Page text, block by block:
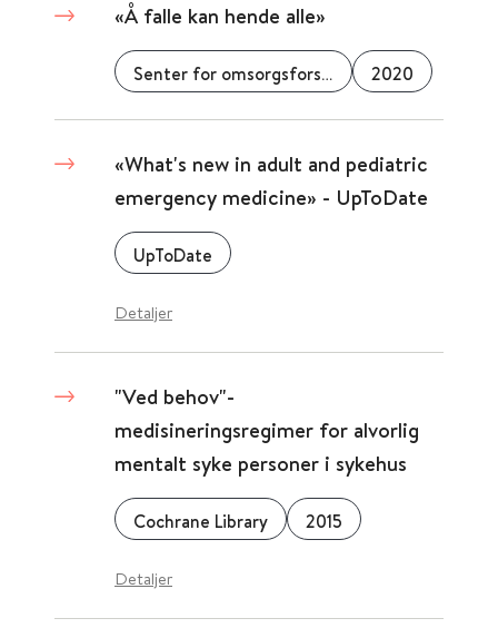
«Å falle kan hende alle»
Senter for omsorgsforskning 2020
«What's new in adult and pediatric
emergency medicine» - UpToDate
UpToDate
Detaljer
"Ved behov"-
medisineringsregimer for alvorlig
mentalt syke personer i sykehus
Cochrane Library 2015
Detaljer